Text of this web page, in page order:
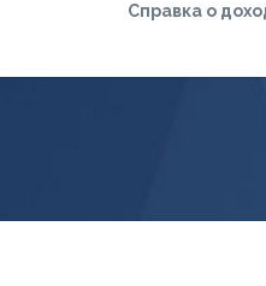
Справка о